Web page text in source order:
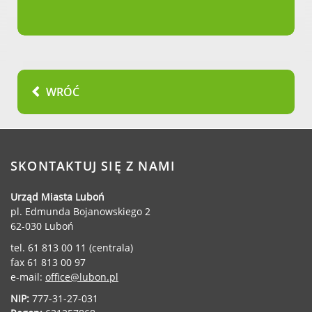
Kultura
Luboń
Komisariat Policji w Luboniu
Serwisy mapowe
Ogłoszenia o pracę
Luboniu
RADA MIASTA LUBOŃ
Portal Mieszkańca. Aktualne informacje
WRÓĆ
SKONTAKTUJ SIĘ Z NAMI
Urząd Miasta Luboń
pl. Edmunda Bojanowskiego 2
62-030 Luboń
tel. 61 813 00 11 (centrala)
fax 61 813 00 97
e-mail: office@lubon.pl
NIP: 777-31-27-031